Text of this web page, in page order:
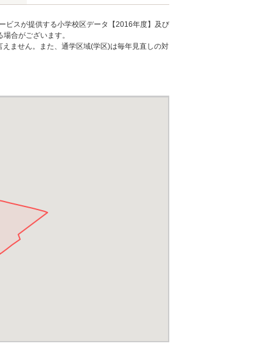
ビスが提供する小学校区データ【2016年度】及び
合がございます。
ません。また、通学区域(学区)は毎年見直しの対